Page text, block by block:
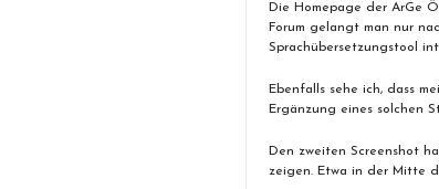
Die Homepage der ArGe
Forum gelangt man nur
Sprachübersetzungstool
Ebenfalls sehe ich, dass
Ergänzung eines solchen
Den zweiten Screenshot
zeigen. Etwa in der Mitte